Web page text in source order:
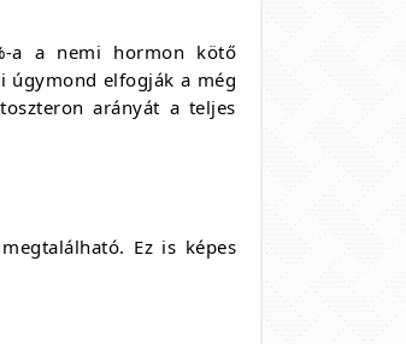
a a nemi hormon kötő
úgymond elfogják a még
arányát a teljes
Ez is képes